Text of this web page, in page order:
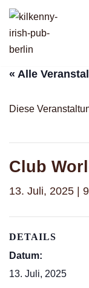
Zum
Inhalt
« Alle
Diese
Club
13. Juli, 2025 |
DETAILS
Datum:
13. Juli, 2025